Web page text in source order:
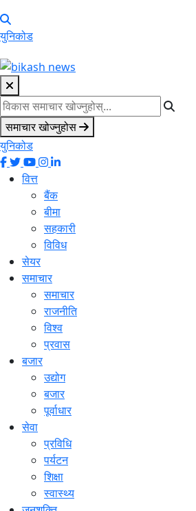
युनिकोड
समाचार खोज्नुहोस
युनिकोड
वित्त
बैंक
बीमा
सहकारी
विविध
सेयर
समाचार
समाचार
राजनीति
विश्व
प्रवास
बजार
उद्योग
बजार
पूर्वाधार
सेवा
प्रविधि
पर्यटन
शिक्षा
स्वास्थ्य